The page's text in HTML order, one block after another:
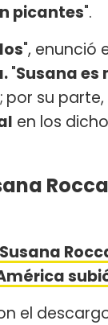
picantes".
", enunció
"Susana
; por su parte,
en los
Susana
el